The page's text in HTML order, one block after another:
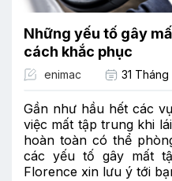
Những yếu tố gây
cách khắc phục
enimac 31
Gần như hầu hết các
việc mất tập trung khi
hoàn toàn có thể
các yếu tố gây mất
Florence xin lưu ý tới